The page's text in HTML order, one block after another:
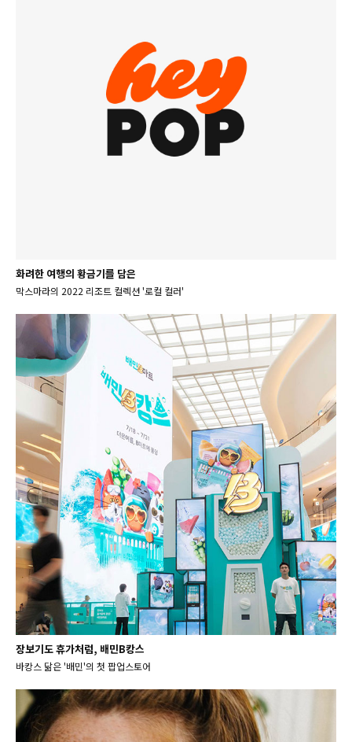
화려한 여행의 황금기를 담은
막스마라의 2022 리조트 컬렉션 '로컬 컬러'
장보기도 휴가처럼, 배민B캉스
바캉스 닮은 '배민'의 첫 팝업스토어